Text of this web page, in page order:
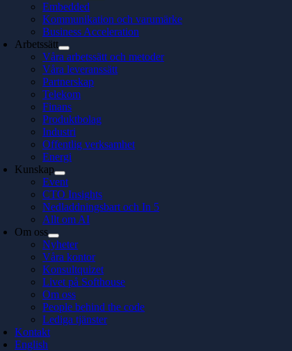
Embedded
Kommunikation och varumärke
Business Acceleration
Arbetssätt
Våra arbetssätt och metoder
Våra leveranssätt
Partnerskap
Telekom
Finans
Produktbolag
Industri
Offentlig verksamhet
Energi
Kunskap
Event
CTO Insights
Nedladdningsbart och In 5
Allt om AI
Om oss
Nyheter
Våra kontor
Konsultquizet
Livet på Softhouse
Om oss
People behind the code
Lediga tjänster
Kontakt
English